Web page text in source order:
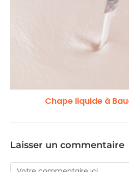
Chape liquide à
Laisser un commentaire
Comment